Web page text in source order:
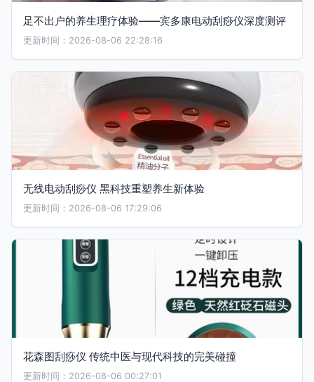
足不出户的养生理疗体验——宾多康电动刮痧仪深度测评
更新时间：2026-08-06 22:28:16
无线电动刮痧仪 黑科技重塑养生新体验
更新时间：2026-08-06 17:29:06
花森图刮痧仪 传统中医与现代科技的完美碰撞
更新时间：2026-08-06 00:27:01